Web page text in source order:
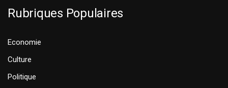
Rubriques Populaires
Economie
Culture
Politique